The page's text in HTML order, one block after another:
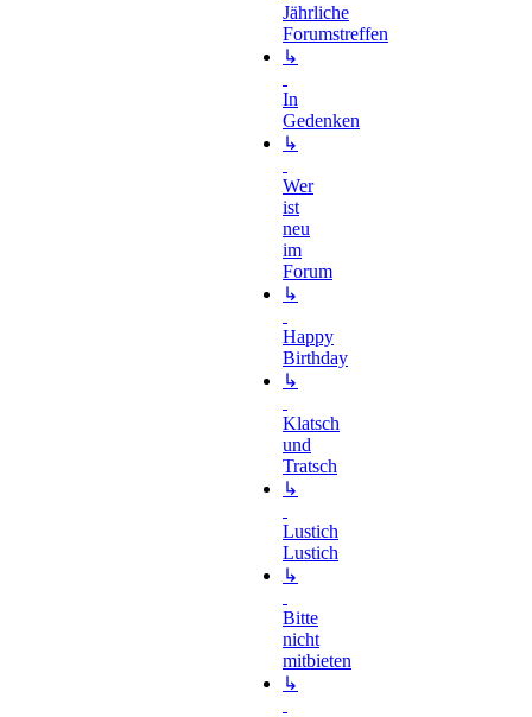
Jährliche
Forumstreffen
↳
In
Gedenken
↳
Wer
ist
neu
im
Forum
↳
Happy
Birthday
↳
Klatsch
und
Tratsch
↳
Lustich
Lustich
↳
Bitte
nicht
mitbieten
↳